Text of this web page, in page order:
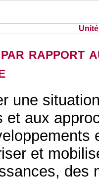
rapport
une
et aux
et
des